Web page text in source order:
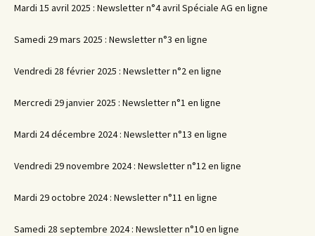
Mardi 15 avril 2025 : Newsletter n°4 avril Spéciale AG en ligne
Samedi 29 mars 2025 : Newsletter n°3 en ligne
Vendredi 28 février 2025 : Newsletter n°2 en ligne
Mercredi 29 janvier 2025 : Newsletter n°1 en ligne
Mardi 24 décembre 2024 : Newsletter n°13 en ligne
Vendredi 29 novembre 2024 : Newsletter n°12 en ligne
Mardi 29 octobre 2024 : Newsletter n°11 en ligne
Samedi 28 septembre 2024 : Newsletter n°10 en ligne